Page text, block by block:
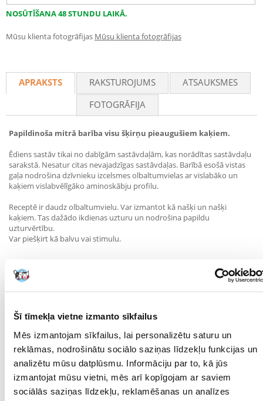
Šī tīmekļa vietne izmanto sīkfailus
Mēs izmantojam sīkfailus, lai personalizētu saturu un
reklāmas, nodrošinātu sociālo saziņas līdzekļu funkcijas un
analizētu mūsu datplūsmu. Informāciju par to, kā jūs
izmantojat mūsu vietni, mēs arī kopīgojam ar saviem
sociālās saziņas līdzekļu, reklamēšanas un analīzes
NOSŪTĪŠANA 48 STUNDU LAIKĀ.
Mūsu klienta fotogrāfijas Mūsu klienta fotogrāfijas
APRAKSTS RAKSTUROJUMS
ATSAUKSMES
FOTOGRĀFIJA
Papildinoša mitrā barība visu šķirņu pieaugušiem kaķiem.
Ēdiens sastāv tikai no dabīgām sastāvdaļām, kas norādītas sastāvdaļu
sarakstā. Nesatur citas nevajadzīgas sastāvdaļas. Barībā esošā vistas
gaļa nodrošina dzīvnieku izcelsmes olbaltumvielas ar vislabāko un
kaķiem vislabvēlīgāko aminoskābju profilu.
Receptē ir daudz olbaltumvielu. Var izmantot kā našķi un našķi
kaķiem. Tas dažādo ikdienas uzturu un nodrošina papildu
uzturvērtību.
Var piešķirt kā balvu vai stimulu.
Sastāvdaļas:
Vistas krūtiņa 70%, vistas buljons, siers 5%, rīsi.
Sastāvdaļu analīze:
olbaltumvielas 15%, neapstrādātas šķiedras 0,1%, neapstrādāts tauks
2%, neapstrādāts pelni 1%, mitrums 80%.